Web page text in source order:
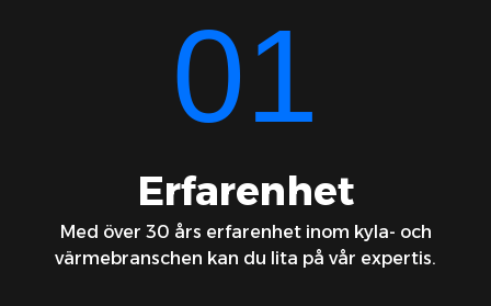
01
Erfarenhet
Med över 30 års erfarenhet inom kyla- och
värmebranschen kan du lita på vår expertis.